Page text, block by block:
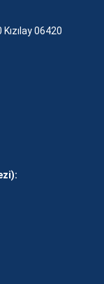
06420